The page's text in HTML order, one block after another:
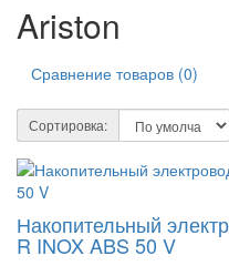
Ariston
Сравнение товаров (0)
Сортировка:
Накопительный
R INOX ABS 50 V